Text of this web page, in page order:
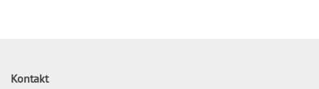
Kontakt